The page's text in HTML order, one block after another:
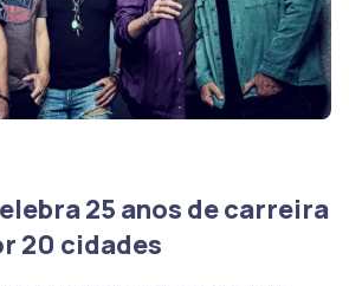
25 anos de carreira
20 cidades